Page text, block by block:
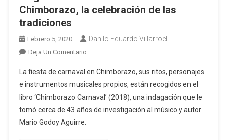
Chimborazo, la celebración de las
tradiciones
Febrero 5, 2020 Danilo Eduardo Villarroel
Deja Un ComentarioEn
Provincia:
Carnavales
De
Chimborazo,
La fiesta de carnaval en Chimborazo, sus ritos, personajes
e instrumentos musicales propios, están recogidos en el
libro ‘Chimborazo Carnaval’ (2018), una indagación que le
tomó cerca de 43 años de investigación al músico y autor
Mario Godoy Aguirre.